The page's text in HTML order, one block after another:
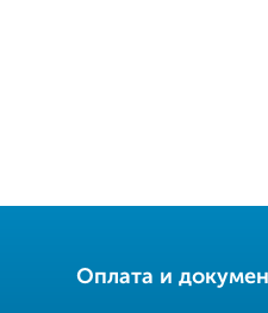
Оплата и